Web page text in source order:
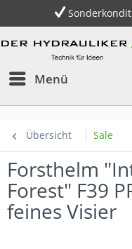
Gratis Versand
Menü
Übersicht Sale
Forsthelm
Forest" F39
feines Visier